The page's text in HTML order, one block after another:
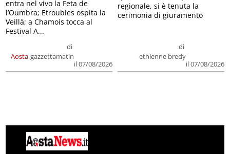
Aosta
di
gazzettamatin
il 07/08/2026
entra nel vivo la Feta de
l’Oumbra; Etroubles ospita la
Veillà; a Chamois tocca al
Festival A...
di
ethienne bredy
il 07/08/2026
regionale, si è tenuta la
cerimonia di giuramento